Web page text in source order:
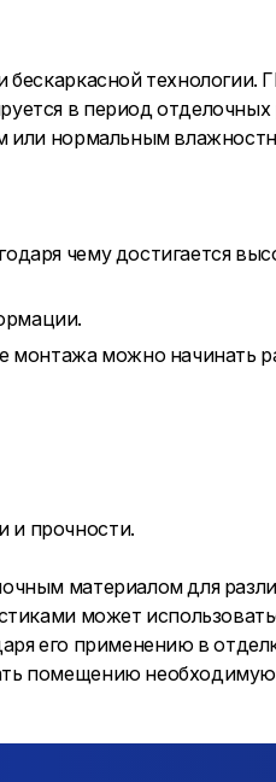
технологии.
в период отделочных
или нормальным
чему достигается
монтажа можно начинать
и прочности.
материалом для
может
его применению в
помещению